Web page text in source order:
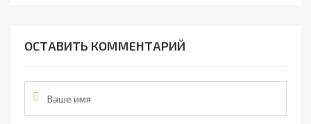
ОСТАВИТЬ КОММЕНТАРИЙ